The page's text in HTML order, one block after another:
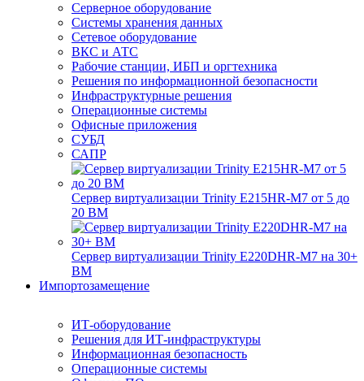
Серверное оборудование
Системы хранения данных
Сетевое оборудование
ВКС и АТС
Рабочие станции, ИБП и оргтехника
Решения по информационной безопасности
Инфраструктурные решения
Операционные системы
Офисные приложения
СУБД
САПР
Сервер виртуализации Trinity E215HR-M7 от 5 до
20 ВМ
Сервер виртуализации Trinity E220DHR-M7 на 30+
ВМ
Импортозамещение
ИТ-оборудование
Решения для ИТ-инфраструктуры
Информационная безопасность
Операционные системы